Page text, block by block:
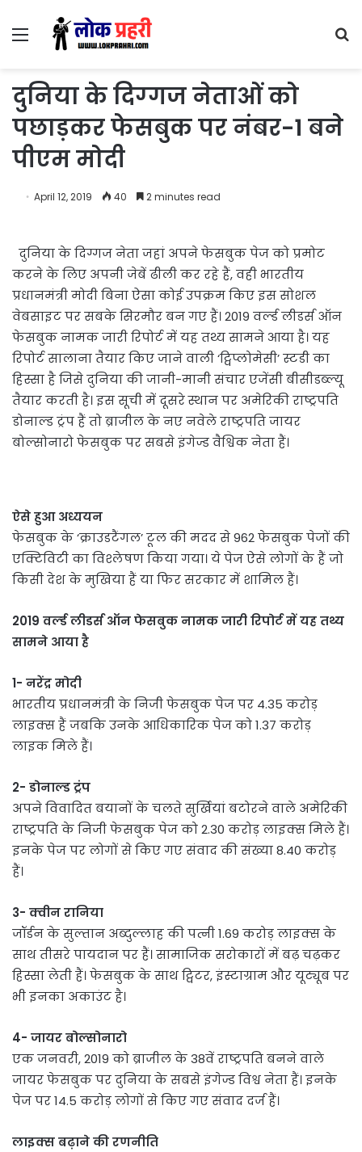
Menu
दुनिया के दिग्‍गज नेताओं को
पछाड़कर फेसबुक पर नंबर-1 बने
पीएम मोदी
April 12, 2019 40 2 minutes read
दुनिया के दिग्गज नेता जहां अपने फेसबुक पेज को प्रमोट
करने के लिए अपनी जेबें ढीली कर रहे हैं, वही भारतीय
प्रधानमंत्री मोदी बिना ऐसा कोई उपक्रम किए इस सोशल
वेबसाइट पर सबके सिरमौर बन गए हैं। 2019 वर्ल्‍ड लीडर्स ऑन
फेसबुक नामक जारी रिपोर्ट में यह तथ्य सामने आया है। यह
रिपोर्ट सालाना तैयार किए जाने वाली ‘ट्विप्लोमेसी’ स्टडी का
हिस्सा है जिसे दुनिया की जानी-मानी संचार एजेंसी बीसीडब्ल्यू
तैयार करती है। इस सूची में दूसरे स्थान पर अमेरिकी राष्ट्रपति
डोनाल्ड ट्रंप हैं तो ब्राजील के नए नवेले राष्ट्रपति जायर
बोल्सोनारो फेसबुक पर सबसे इंगेज्ड वैश्विक नेता हैं।
ऐसे हुआ अध्ययन
फेसबुक के ‘क्राउडटैंगल’ टूल की मदद से 962 फेसबुक पेजों की
एक्टिविटी का विश्लेषण किया गया। ये पेज ऐसे लोगों के हैं जो
किसी देश के मुखिया हैं या फिर सरकार में शामिल हैं।
2019 वर्ल्‍ड लीडर्स ऑन फेसबुक नामक जारी रिपोर्ट में यह तथ्य
सामने आया है
1- नरेंद्र मोदी
भारतीय प्रधानमंत्री के निजी फेसबुक पेज पर 4.35 करोड़
लाइक्स हैं जबकि उनके आधिकारिक पेज को 1.37 करोड़
लाइक मिले हैं।
2- डोनाल्ड ट्रंप
अपने विवादित बयानों के चलते सुर्खियां बटोरने वाले अमेरिकी
राष्ट्रपति के निजी फेसबुक पेज को 2.30 करोड़ लाइक्स मिले हैं।
इनके पेज पर लोगों से किए गए संवाद की संख्या 8.40 करोड़
हैं।
3- क्वीन रानिया
जॉर्डन के सुल्तान अब्दुल्लाह की पत्नी 1.69 करोड़ लाइक्स के
साथ तीसरे पायदान पर हैं। सामाजिक सरोकारों में बढ़ चढ़कर
हिस्सा लेती हैं। फेसबुक के साथ ट्विटर, इंस्टाग्राम और यूट्यूब पर
भी इनका अकाउंट है।
4- जायर बोल्सोनारो
एक जनवरी, 2019 को ब्राजील के 38वें राष्ट्रपति बनने वाले
जायर फेसबुक पर दुनिया के सबसे इंगेज्ड विश्व नेता हैं। इनके
पेज पर 14.5 करोड़ लोगों से किए गए संवाद दर्ज हैं।
लाइक्स बढ़ाने की रणनीति